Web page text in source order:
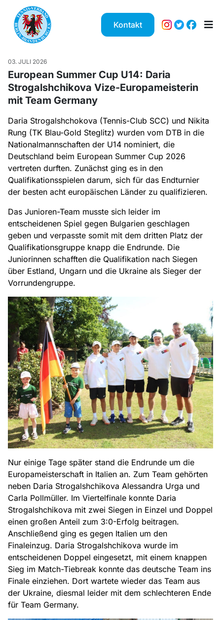
Kontakt
03. JULI 2026
European Summer Cup U14: Daria
Strogalshchikova Vize-Europameisterin
mit Team Germany
Daria Strogalshchokova (Tennis-Club SCC) und Nikita
Rung (TK Blau-Gold Steglitz) wurden vom DTB in die
Nationalmannschaften der U14 nominiert, die
Deutschland beim European Summer Cup 2026
vertreten durften. Zunächst ging es in den
Qualifikationsspielen darum, sich für das Endturnier
der besten acht europäischen Länder zu qualifizieren.
Das Junioren-Team musste sich leider im
entscheidenen Spiel gegen Bulgarien geschlagen
geben und verpasste somit mit dem dritten Platz der
Qualifikationsgruppe knapp die Endrunde. Die
Juniorinnen schafften die Qualifikation nach Siegen
über Estland, Ungarn und die Ukraine als Sieger der
Vorrundengruppe.
Nur einige Tage später stand die Endrunde um die
Europameisterschaft in Italien an. Zum Team gehörten
neben Daria Strogalshchikova Alessandra Urga und
Carla Pollmüller. Im Viertelfinale konnte Daria
Strogalshchikova mit zwei Siegen in Einzel und Doppel
einen großen Anteil zum 3:0-Erfolg beitragen.
Anschließend ging es gegen Italien um den
Finaleinzug. Daria Strogalshchikova wurde im
entscheidenen Doppel eingesetzt, mit einem knappen
Sieg im Match-Tiebreak konnte das deutsche Team ins
Finale einziehen. Dort wartete wieder das Team aus
der Ukraine, diesmal leider mit dem schlechteren Ende
für Team Germany.